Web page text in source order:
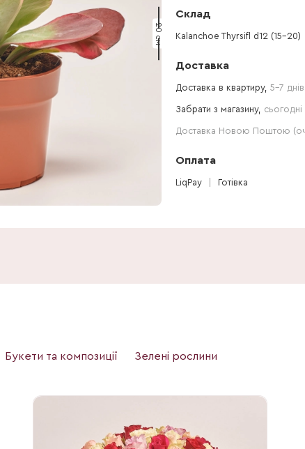
20 см
Склад
Kalanchoe Thyrsifl d12 (15-20)
Доставка
Доставка в квартиру, 5-7 днів
Забрати з магазину,
Доставка Новою Поштою
Оплата
LiqPay Готівка
Букети та композиції Зелені рослини